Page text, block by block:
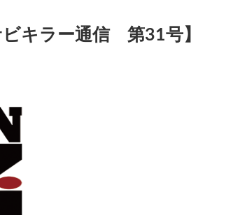
キラー通信 第31号】